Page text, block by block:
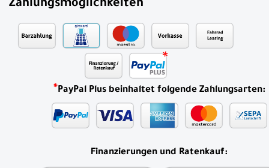
Widerrufsrecht
Versandkosten
Versicherungen
Zahlungsinformationen
Zahlungsmöglichkeiten